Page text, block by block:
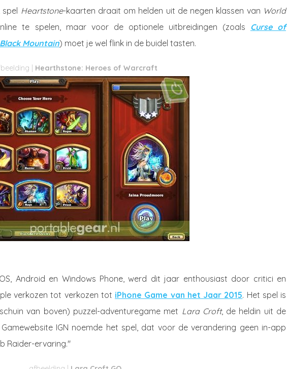
Heartstone-kaarten draait om helden uit de negen klassen van World
te spelen, maar voor de optionele uitbreidingen (zoals Curse of
Black Mountain) moet je wel flink in de buidel tasten.
Hearthstone: Heroes of Warcraft
Android en Windows Phone, werd dit jaar enthousiast door critici en
verkozen tot verkozen tot iPhone Game van het Jaar 2015. Het spel is
van boven) puzzel-adventuregame met Lara Croft, de heldin uit de
IGN noemde het spel, dat voor de verandering geen in-app
Raider-ervaring."